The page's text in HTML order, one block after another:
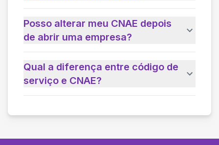
Posso alterar meu CNAE depois
de abrir uma empresa?
Qual a diferença entre código de
serviço e CNAE?